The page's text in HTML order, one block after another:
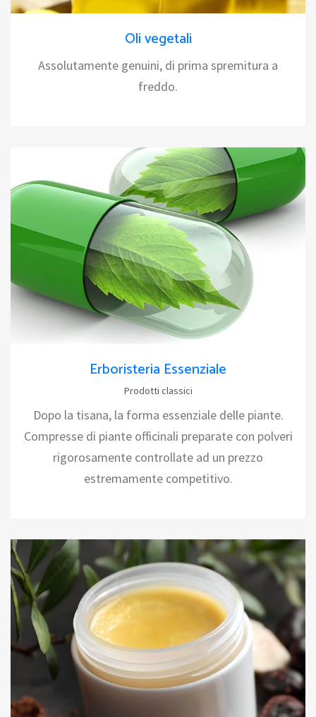
Oli vegetali
Assolutamente genuini, di prima spremitura a
freddo.
Erboristeria Essenziale
Prodotti classici
Dopo la tisana, la forma essenziale delle piante.
Compresse di piante officinali preparate con polveri
rigorosamente controllate ad un prezzo
estremamente competitivo.